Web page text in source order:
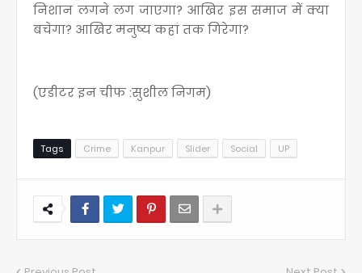
निशान लगने लग जाएगा? आखिर इस समाज में क्या
बचेगा? आखिर मनुष्य कहां तक गिरेगा?
(एडीटर इन चीफ :सुशील निगम)
Tags Crime Kanpur Slider Social UP